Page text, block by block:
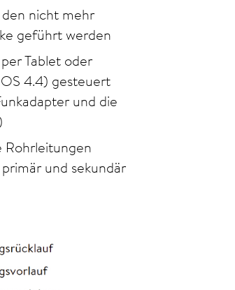
nicht mehr
geführt werden
Tablet oder
4.4) gesteuert
und die
Rohrleitungen
und sekundär